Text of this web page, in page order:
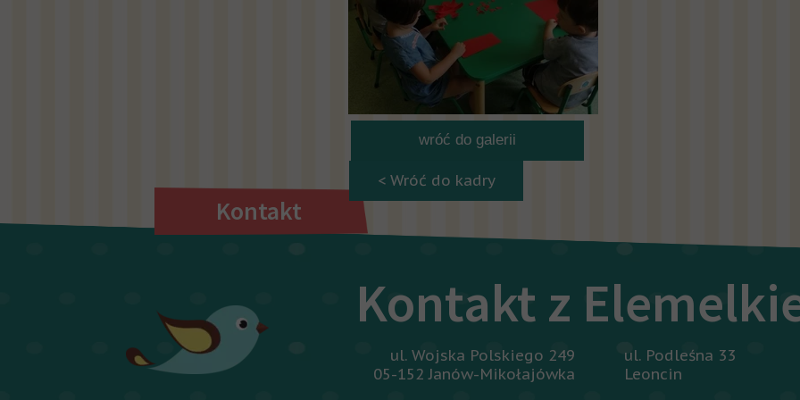
< Wróć do kadry
Kontakt
ul. Podleśna 33
Leoncin
ul. Wojska Polskiego 249
05-152 Janów-Mikołajówka
Kontakt z
wróć do galerii